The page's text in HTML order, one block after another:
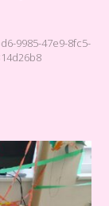
9985-47e9-8fc5-